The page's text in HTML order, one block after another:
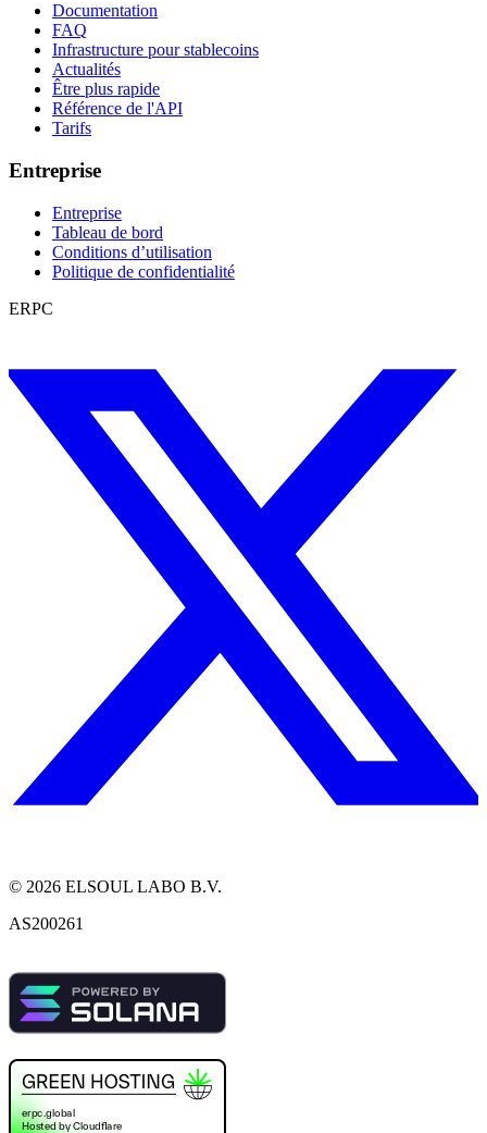
Documentation
FAQ
Infrastructure pour stablecoins
Actualités
Être plus rapide
Référence de l'API
Tarifs
Entreprise
Entreprise
Tableau de bord
Conditions d’utilisation
Politique de confidentialité
ERPC
© 2026 ELSOUL LABO B.V.
AS200261